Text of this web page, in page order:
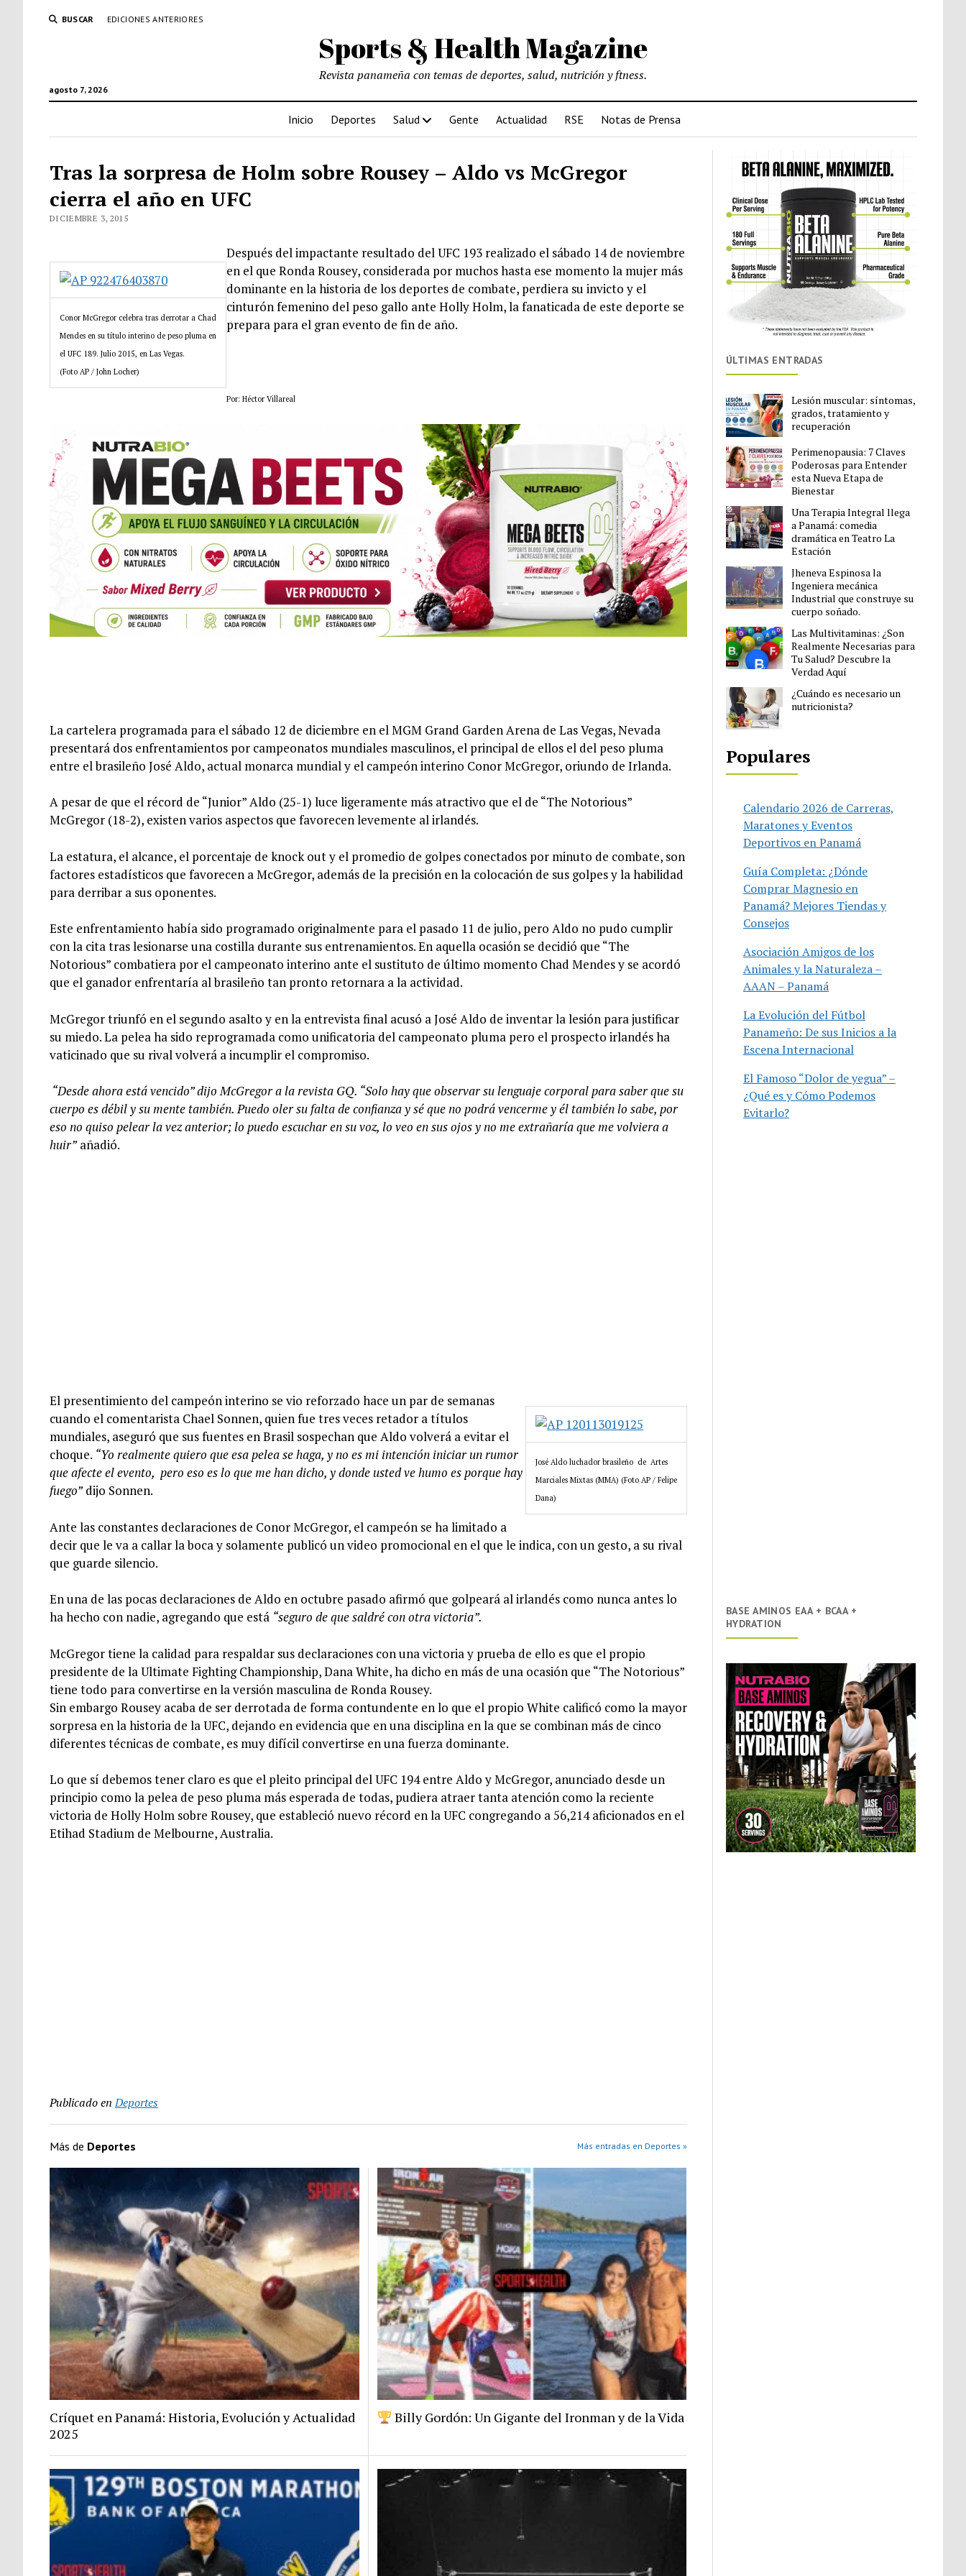
BUSCAR EDICIONES ANTERIORES
Sports & Health Magazine
agosto 7, 2026
Revista panameña con temas de deportes, salud, nutrición y ftness.
Inicio Deportes Salud Gente Actualidad RSE Notas de Prensa
Tras la sorpresa de Holm sobre Rousey – Aldo vs McGregor
cierra el año en UFC
DICIEMBRE 3, 2015
Conor McGregor celebra tras derrotar a Chad
Mendes en su título interino de peso pluma en
el UFC 189. Julio 2015, en Las Vegas.
(Foto AP / John Locher)
Después del impactante resultado del UFC 193 realizado el sábado 14 de noviembre
en el que Ronda Rousey, considerada por muchos hasta ese momento la mujer más
dominante en la historia de los deportes de combate, perdiera su invicto y el
cinturón femenino del peso gallo ante Holly Holm, la fanaticada de este deporte se
prepara para el gran evento de fin de año.
Por: Héctor Villareal
La cartelera programada para el sábado 12 de diciembre en el MGM Grand Garden Arena de Las Vegas, Nevada
presentará dos enfrentamientos por campeonatos mundiales masculinos, el principal de ellos el del peso pluma
entre el brasileño José Aldo, actual monarca mundial y el campeón interino Conor McGregor, oriundo de Irlanda.
A pesar de que el récord de “Junior” Aldo (25-1) luce ligeramente más atractivo que el de “The Notorious”
McGregor (18-2), existen varios aspectos que favorecen levemente al irlandés.
La estatura, el alcance, el porcentaje de knock out y el promedio de golpes conectados por minuto de combate, son
factores estadísticos que favorecen a McGregor, además de la precisión en la colocación de sus golpes y la habilidad
para derribar a sus oponentes.
Este enfrentamiento había sido programado originalmente para el pasado 11 de julio, pero Aldo no pudo cumplir
con la cita tras lesionarse una costilla durante sus entrenamientos. En aquella ocasión se decidió que “The
Notorious” combatiera por el campeonato interino ante el sustituto de último momento Chad Mendes y se acordó
que el ganador enfrentaría al brasileño tan pronto retornara a la actividad.
McGregor triunfó en el segundo asalto y en la entrevista final acusó a José Aldo de inventar la lesión para justificar
su miedo. La pelea ha sido reprogramada como unificatoria del campeonato pluma pero el prospecto irlandés ha
vaticinado que su rival volverá a incumplir el compromiso.
“Desde ahora está vencido” dijo McGregor a la revista GQ. “Solo hay que observar su lenguaje corporal para saber que su
cuerpo es débil y su mente también. Puedo oler su falta de confianza y sé que no podrá vencerme y él también lo sabe, por
eso no quiso pelear la vez anterior; lo puedo escuchar en su voz, lo veo en sus ojos y no me extrañaría que me volviera a
huir”añadió.
José Aldo luchador brasileño de Artes
Marciales Mixtas (MMA) (Foto AP / Felipe
Dana)
El presentimiento del campeón interino se vio reforzado hace un par de semanas
cuando el comentarista Chael Sonnen, quien fue tres veces retador a títulos
mundiales, aseguró que sus fuentes en Brasil sospechan que Aldo volverá a evitar el
choque. “Yo realmente quiero que esa pelea se haga, y no es mi intención iniciar un rumor
que afecte el evento, pero eso es lo que me han dicho, y donde usted ve humo es porque hay
fuego”dijo Sonnen.
Ante las constantes declaraciones de Conor McGregor, el campeón se ha limitado a
decir que le va a callar la boca y solamente publicó un video promocional en el que le indica, con un gesto, a su rival
que guarde silencio.
En una de las pocas declaraciones de Aldo en octubre pasado afirmó que golpeará al irlandés como nunca antes lo
ha hecho con nadie, agregando que está “seguro de que saldré con otra victoria”.
McGregor tiene la calidad para respaldar sus declaraciones con una victoria y prueba de ello es que el propio
presidente de la Ultimate Fighting Championship, Dana White, ha dicho en más de una ocasión que “The Notorious”
tiene todo para convertirse en la versión masculina de Ronda Rousey.
Sin embargo Rousey acaba de ser derrotada de forma contundente en lo que el propio White calificó como la mayor
sorpresa en la historia de la UFC, dejando en evidencia que en una disciplina en la que se combinan más de cinco
diferentes técnicas de combate, es muy difícil convertirse en una fuerza dominante.
Lo que sí debemos tener claro es que el pleito principal del UFC 194 entre Aldo y McGregor, anunciado desde un
principio como la pelea de peso pluma más esperada de todas, pudiera atraer tanta atención como la reciente
victoria de Holly Holm sobre Rousey, que estableció nuevo récord en la UFC congregando a 56,214 aficionados en el
Etihad Stadium de Melbourne, Australia.
Publicado en Deportes
Más de Deportes Más entradas en Deportes »
Críquet en Panamá: Historia, Evolución y Actualidad
2025
Billy Gordón: Un Gigante del Ironman y de la Vida
ÚLTIMAS ENTRADAS
Lesión muscular: síntomas,
grados, tratamiento y
recuperación
Perimenopausia: 7 Claves
Poderosas para Entender
esta Nueva Etapa de
Bienestar
Una Terapia Integral llega
a Panamá: comedia
dramática en Teatro La
Estación
Jheneva Espinosa la
Ingeniera mecánica
Industrial que construye su
cuerpo soñado.
Las Multivitaminas: ¿Son
Realmente Necesarias para
Tu Salud? Descubre la
Verdad Aquí
¿Cuándo es necesario un
nutricionista?
Populares
Calendario 2026 de Carreras,
Maratones y Eventos
Deportivos en Panamá
Guía Completa: ¿Dónde
Comprar Magnesio en
Panamá? Mejores Tiendas y
Consejos
Asociación Amigos de los
Animales y la Naturaleza –
AAAN – Panamá
La Evolución del Fútbol
Panameño: De sus Inicios a la
Escena Internacional
El Famoso “Dolor de yegua” –
¿Qué es y Cómo Podemos
Evitarlo?
BASE AMINOS EAA + BCAA +
HYDRATION